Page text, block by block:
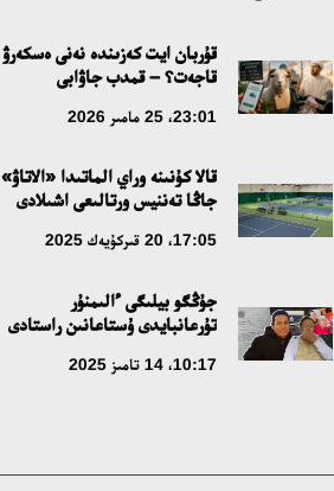
قۇربان ايت كەزىندە نەنى ەسكەرۋ
قاجەت؟ – قمدب جاۋابى
23:01، 25 مامىر 2026
قالا كۇنىنە وراي الماتىدا «الاتاۋ»
جاڭا تەننيس ورتالىعى اشىلادى
17:05، 20 قىركۇيەك 2025
جۇڭگو بيلىگى ءالىمنۇر
تۇرعانبايدى ۇستاعانىن راستادى
10:17، 14 تامىز 2025